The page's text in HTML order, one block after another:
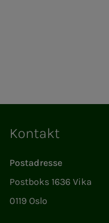
Kontakt
Postadresse
Postboks 1636 Vika
0119 Oslo